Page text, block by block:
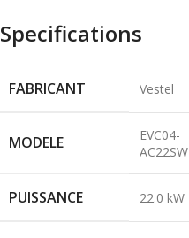
Specifications
FABRICANT Vestel
MODELE
EVC04-
AC22SW
PUISSANCE 22.0 kW